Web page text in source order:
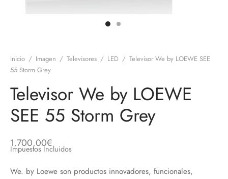
Inicio / Imagen / Televisores / LED / Televisor We by LOEWE SEE
55 Storm Grey
Televisor We by LOEWE
SEE 55 Storm Grey
1.700,00€
Impuestos Incluidos
We. by Loewe son productos innovadores, funcionales,